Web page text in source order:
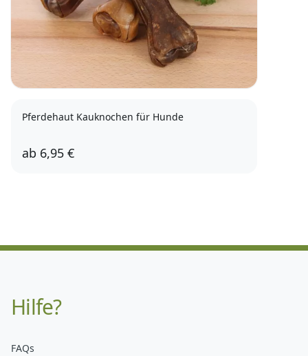
Pferdehaut Kauknochen für Hunde
ab 6,95 €
Hilfe?
FAQs